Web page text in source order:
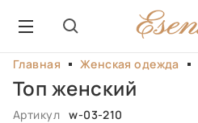
Главная Женская одежда
Топ женский
Артикул w-03-210